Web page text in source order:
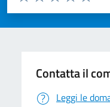
Valuta
Valuta 4
Valuta 3 stelle
Valuta 2 stelle su 5
Valuta 1 stelle su 5
Contatta il
Leggi le